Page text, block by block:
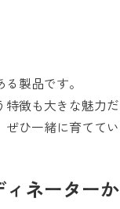
製品です。
徴も大きな魅力だ
ひ一緒に育てて
ネーター